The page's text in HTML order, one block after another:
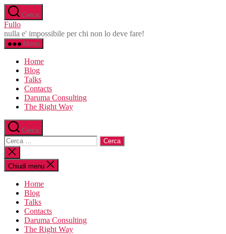
Salta
al
contenuto
Cerca
Fullo
nulla e' impossibile per chi non lo deve fare!
Menu
Home
Blog
Talks
Contacts
Daruma Consulting
The Right Way
Cerca
Cerca:
Chiudi
la
ricerca
Chiudi menu
Home
Blog
Talks
Contacts
Daruma Consulting
The Right Way